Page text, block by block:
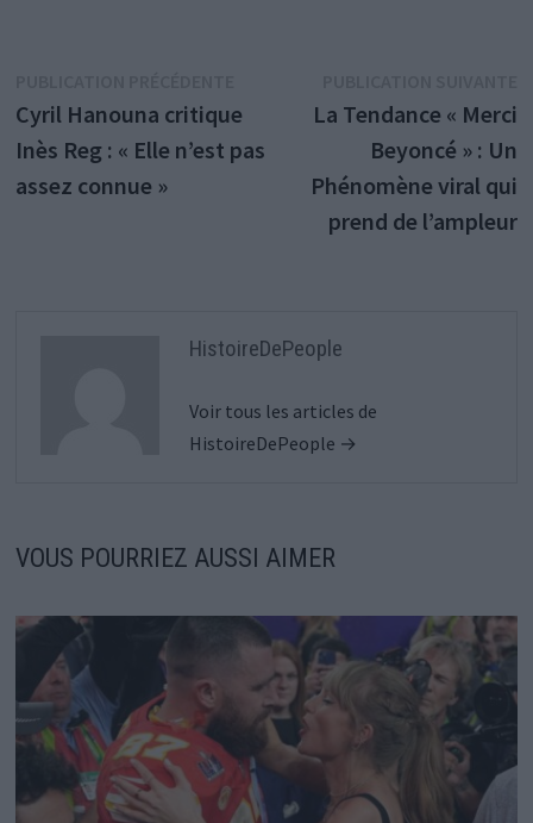
de
l’article
précédente :
Cyril Hanouna critique
Inès Reg : « Elle n’est pas
assez connue »
La Tendance « Merci
Beyoncé » : Un
Phénomène viral qui
prend de l’ampleur
HistoireDePeople
Voir tous les articles de
HistoireDePeople →
VOUS POURRIEZ AUSSI AIMER